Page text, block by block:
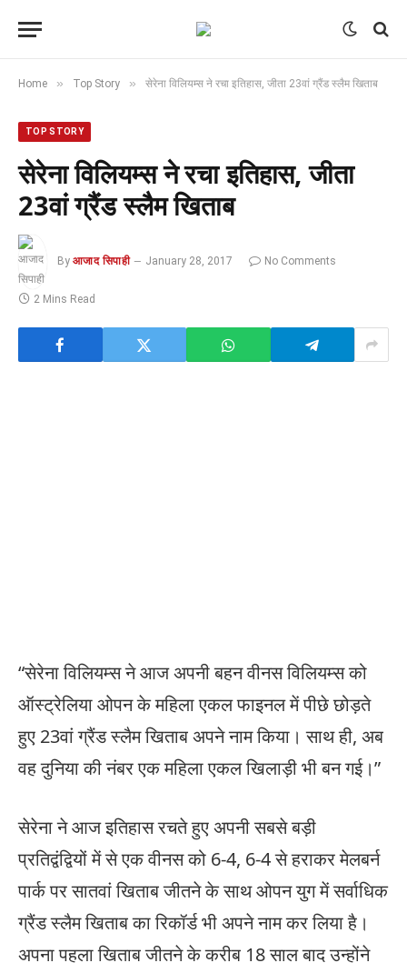
Home » Top Story » सेरेना विलियम्स ने रचा इतिहास, जीता 23वां ग्रैंड स्लैम खिताब
TOP STORY
सेरेना विलियम्स ने रचा इतिहास, जीता
23वां ग्रैंड स्लैम खिताब
By आजाद सिपाही January 28, 2017 No Comments
2 Mins Read
“सेरेना विलियम्स ने आज अपनी बहन वीनस विलियम्स को
ऑस्ट्रेलिया ओपन के महिला एकल फाइनल में पीछे छोड़ते
हुए 23वां ग्रैंड स्लैम खिताब अपने नाम किया। साथ ही, अब
वह दुनिया की नंबर एक महिला एकल खिलाड़ी भी बन गई।”
सेरेना ने आज इतिहास रचते हुए अपनी सबसे बड़ी
प्रतिद्वंद्वियों में से एक वीनस को 6-4, 6-4 से हराकर मेलबर्न
पार्क पर सातवां खिताब जीतने के साथ ओपन युग में सर्वाधिक
ग्रैंड स्लैम खिताब का रिकॉर्ड भी अपने नाम कर लिया है।
अपना पहला खिताब जीतने के करीब 18 साल बाद उन्होंने